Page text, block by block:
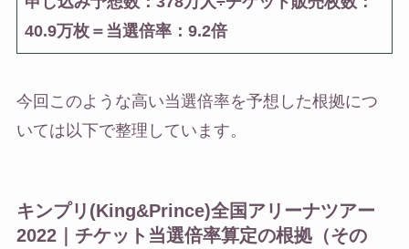
40.9万枚＝当選倍率：9.2倍
今回このような高い当選倍率を予想した根拠につ
いては以下で整理しています。
キンプリ(King&Prince)全国アリーナツアー
2022｜チケット当選倍率算定の根拠（その